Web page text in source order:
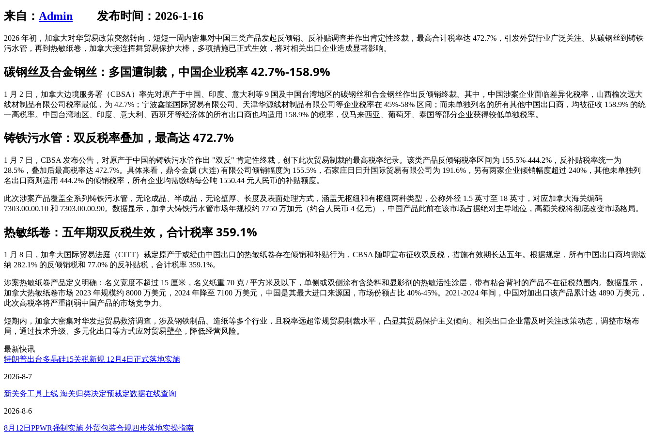
来自： Admin 发布时间：2026-1-16
2026 年初，加拿大对华贸易政策突然转向，短短一周内密集对中国三类产品发起反倾销、反补贴调查并作出肯定性终裁，最高合计税率达 472.7%，引发外贸行业广泛关注。从碳钢丝到铸铁
污水管，再到热敏纸卷，加拿大接连挥舞贸易保护大棒，多项措施已正式生效，将对相关出口企业造成显著影响。
碳钢丝及合金钢丝：多国遭制裁，中国企业税率 42.7%-158.9%
1 月 2 日，加拿大边境服务署（CBSA）率先对原产于中国、印度、意大利等 9 国及中国台湾地区的碳钢丝和合金钢丝作出反倾销终裁。其中，中国涉案企业面临差异化税率，山西榆次远大
线材制品有限公司税率最低，为 42.7%；宁波鑫能国际贸易有限公司、天津华源线材制品有限公司等企业税率在 45%-58% 区间；而未单独列名的所有其他中国出口商，均被征收 158.9% 的统
一高税率。中国台湾地区、印度、意大利、西班牙等经济体的所有出口商也均适用 158.9% 的税率，仅马来西亚、葡萄牙、泰国等部分企业获得较低单独税率。
铸铁污水管：双反税率叠加，最高达 472.7%
1 月 7 日，CBSA 发布公告，对原产于中国的铸铁污水管作出 "双反" 肯定性终裁，创下此次贸易制裁的最高税率纪录。该类产品反倾销税率区间为 155.5%-444.2%，反补贴税率统一为
28.5%，叠加后最高税率达 472.7%。具体来看，鼎今金属 (大连) 有限公司倾销幅度为 155.5%，石家庄日日升国际贸易有限公司为 191.6%，另有两家企业倾销幅度超过 240%，其他未单独列
名出口商则适用 444.2% 的倾销税率，所有企业均需缴纳每公吨 1550.44 元人民币的补贴额度。
此次涉案产品覆盖全系列铸铁污水管，无论成品、半成品，无论壁厚、长度及表面处理方式，涵盖无枢纽和有枢纽两种类型，公称外径 1.5 英寸至 18 英寸，对应加拿大海关编码
7303.00.00.10 和 7303.00.00.90。数据显示，加拿大铸铁污水管市场年规模约 7750 万加元（约合人民币 4 亿元），中国产品此前在该市场占据绝对主导地位，高额关税将彻底改变市场格局。
热敏纸卷：五年期双反税生效，合计税率 359.1%
1 月 8 日，加拿大国际贸易法庭（CITT）裁定原产于或经由中国出口的热敏纸卷存在倾销和补贴行为，CBSA 随即宣布征收双反税，措施有效期长达五年。根据规定，所有中国出口商均需缴
纳 282.1% 的反倾销税和 77.0% 的反补贴税，合计税率 359.1%。
涉案热敏纸卷产品定义明确：名义宽度不超过 15 厘米，名义纸重 70 克 / 平方米及以下，单侧或双侧涂有含染料和显影剂的热敏活性涂层，带有粘合背衬的产品不在征税范围内。数据显示，
加拿大热敏纸卷市场 2023 年规模约 8000 万美元，2024 年降至 7100 万美元，中国是其最大进口来源国，市场份额占比 40%-45%。2021-2024 年间，中国对加出口该产品累计达 4890 万美元，
此次高税率将严重削弱中国产品的市场竞争力。
短期内，加拿大密集对华发起贸易救济调查，涉及钢铁制品、造纸等多个行业，且税率远超常规贸易制裁水平，凸显其贸易保护主义倾向。相关出口企业需及时关注政策动态，调整市场布
局，通过技术升级、多元化出口等方式应对贸易壁垒，降低经营风险。
最新快讯
特朗普出台多晶硅15关税新规 12月4日正式落地实施
2026-8-7
新关务工具上线 海关归类决定预裁定数据在线查询
2026-8-6
8月12日PPWR强制实施 外贸包装合规四步落地实操指南